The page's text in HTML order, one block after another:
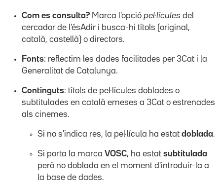
Com es consulta? Marca l'opció pel·lícules del
cercador de l'ésAdir i busca-hi títols (original,
català, castellà) o directors.
Fonts: reflectim les dades facilitades per 3Cat i la
Generalitat de Catalunya.
Continguts: títols de pel·lícules doblades o
subtitulades en català emeses a 3Cat o estrenades
als cinemes.
Si no s'indica res, la pel·lícula ha estat doblada.
Si porta la marca VOSC, ha estat subtitulada
però no doblada en el moment d'introduir-la a
la base de dades.